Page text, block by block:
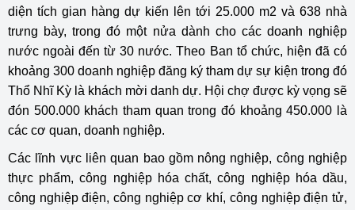
diện tích gian hàng dự kiến lên tới 25.000 m2 và 638 nhà
trưng bày, trong đó một nửa dành cho các doanh nghiệp
nước ngoài đến từ 30 nước. Theo Ban tổ chức, hiện đã có
khoảng 300 doanh nghiệp đăng ký tham dự sự kiện trong đó
Thổ Nhĩ Kỳ là khách mời danh dự. Hội chợ được kỳ vọng sẽ
đón 500.000 khách tham quan trong đó khoảng 450.000 là
các cơ quan, doanh nghiệp.
Các lĩnh vực liên quan bao gồm nông nghiệp, công nghiệp
thực phẩm, công nghiệp hóa chất, công nghiệp hóa dầu,
công nghiệp điện, công nghiệp cơ khí, công nghiệp điện tử,